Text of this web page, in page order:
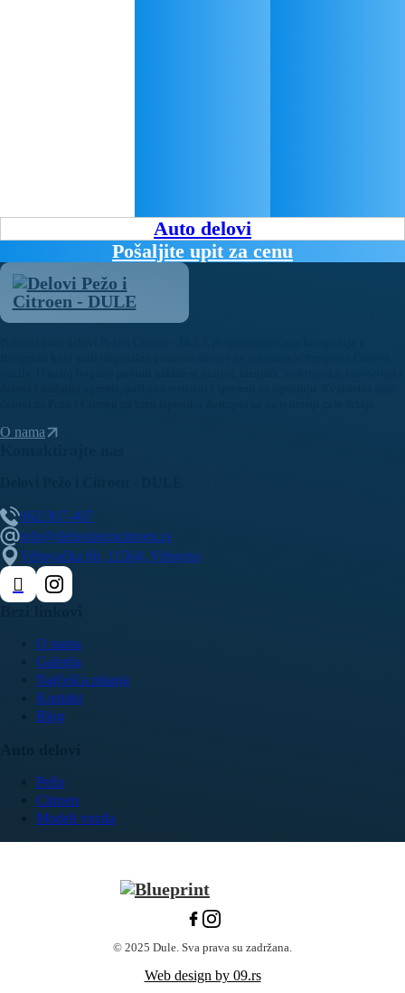
Auto delovi
Pošaljite upit za cenu
O nama
O nama
Galerija
Najčešća pitanja
Kontakt
Blog
Pežo
Citroen
Modeli vozila
062/307-407
info@delovipezocitroen.rs
Vrbovačka bb, 11564, Vrbovno
© 2025 Dule. Sva prava su zadržana.
Web design by 09.rs